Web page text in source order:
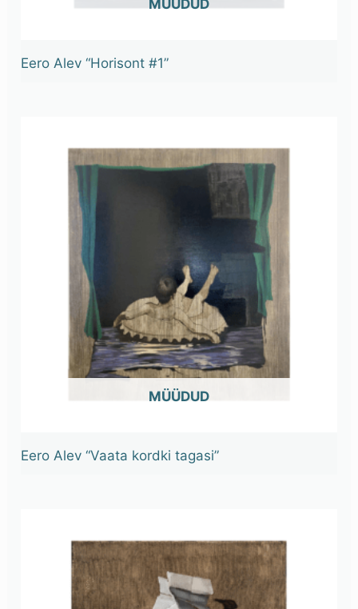
OUT OF STOCK
Eero Alev “Horisont #1”
OUT OF STOCK
Eero Alev “Vaata kordki tagasi”